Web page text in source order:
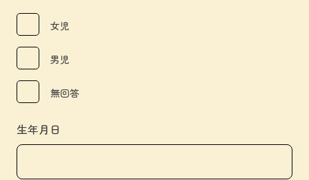
女児
男児
無回答
生年月日